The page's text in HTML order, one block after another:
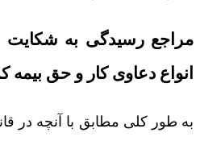
مراجع رسیدگی به شکایت
انواع دعاوی کار و حق بیمه
به طور کلی مطابق با آنچه در